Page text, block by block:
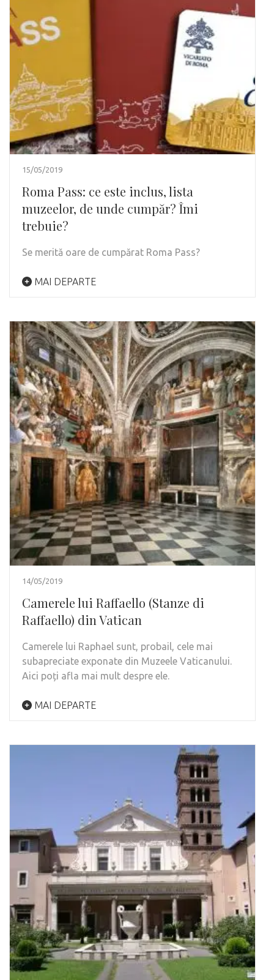
15/05/2019
Roma Pass: ce este inclus, lista
muzeelor, de unde cumpăr? Îmi
trebuie?
Se merită oare de cumpărat Roma Pass?
MAI DEPARTE
14/05/2019
Camerele lui Raffaello (Stanze di
Raffaello) din Vatican
Camerele lui Raphael sunt, probail, cele mai
subapreciate exponate din Muzeele Vaticanului.
Aici poți afla mai mult despre ele.
MAI DEPARTE